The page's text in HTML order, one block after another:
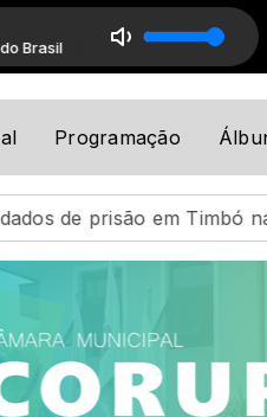
BrasilVoz do Brasil com Voz do Brasil
MusicalProgramação
Programação
na mesma tarde PRF